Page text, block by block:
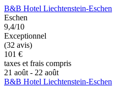
B&B Hotel Liechtenstein-Eschen
Eschen
9,4/10
Exceptionnel
(32 avis)
101 €
taxes et frais compris
21 août - 22 août
B&B Hotel Liechtenstein-Eschen